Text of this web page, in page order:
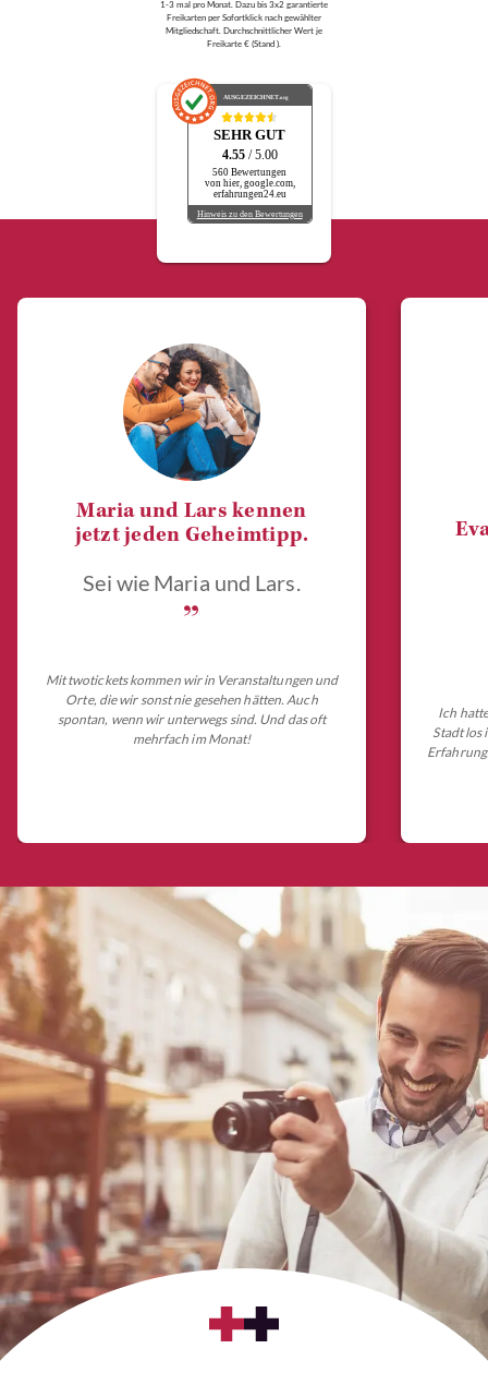
1-3 mal pro Monat. Dazu bis 3x2 garantierte
Freikarten per Sofortklick nach gewählter
Mitgliedschaft. Durchschnittlicher Wert je
Freikarte € (Stand ).
AUSGEZEICHNET.org
SEHR GUT
4.55 / 5.00
560 Bewertungen
von hier, google.com,
erfahrungen24.eu
Hinweis zu den Bewertungen
Maria und Lars kennen
jetzt jeden Geheimtipp.
Sei wie Maria und Lars.
„
Mit twotickets kommen wir in Veranstaltungen und
Orte, die wir sonst nie gesehen hätten. Auch
spontan, wenn wir unterwegs sind. Und das oft
mehrfach im Monat!
Ich
Stadt los